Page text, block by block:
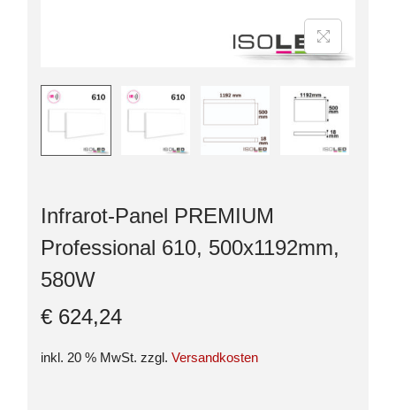
Infrarot-Panel PREMIUM
Professional 610, 500x1192mm,
580W
€ 624,24
inkl. 20 % MwSt. zzgl. Versandkosten